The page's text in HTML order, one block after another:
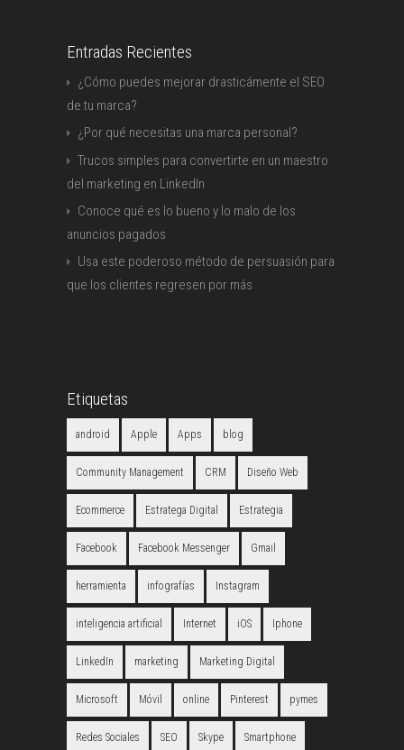
Entradas Recientes
¿Cómo puedes mejorar drasticámente el SEO
de tu marca?
¿Por qué necesitas una marca personal?
Trucos simples para convertirte en un maestro
del marketing en LinkedIn
Conoce qué es lo bueno y lo malo de los
anuncios pagados
Usa este poderoso método de persuasión para
que los clientes regresen por más
Etiquetas
android Apple Apps blog
Community Management CRM Diseño Web
Ecommerce Estratega Digital Estrategia
Facebook Facebook Messenger Gmail
herramienta infografías Instagram
inteligencia artificial Internet iOS Iphone
LinkedIn marketing Marketing Digital
Microsoft Móvil online Pinterest pymes
Redes Sociales SEO Skype Smartphone